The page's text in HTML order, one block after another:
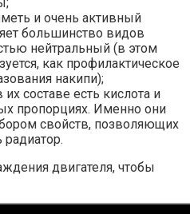
и очень активный
большинство видов
нейтральный (в этом
как профилактическое
накипи);
составе есть кислота и
пропорциях. Именно они
свойств, позволяющих
радиатор.